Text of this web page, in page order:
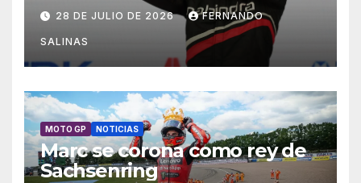
28 DE JULIO DE 2026 FERNANDO
SALINAS
MOTO GP NOTICIAS
Marc se corona como rey de
Sachsenring